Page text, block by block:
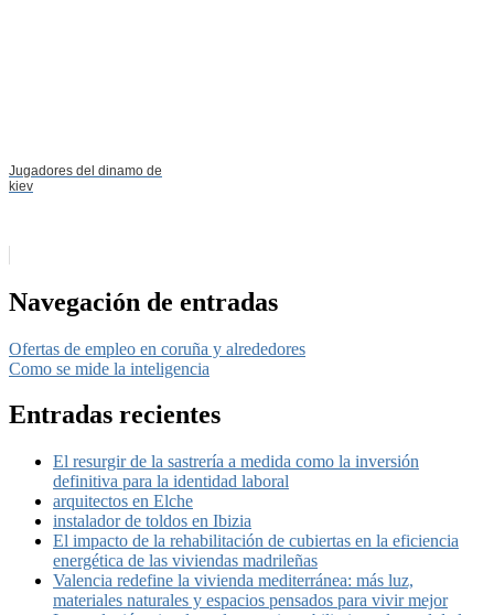
Jugadores del dinamo de
kiev
Navegación de entradas
Ofertas de empleo en coruña y alrededores
Como se mide la inteligencia
Entradas recientes
El resurgir de la sastrería a medida como la inversión
definitiva para la identidad laboral
arquitectos en Elche
instalador de toldos en Ibizia
El impacto de la rehabilitación de cubiertas en la eficiencia
energética de las viviendas madrileñas
Valencia redefine la vivienda mediterránea: más luz,
materiales naturales y espacios pensados para vivir mejor